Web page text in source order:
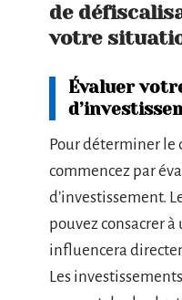
de
votre
Évaluer
Pour déterminer
commencez par
d’investissement.
pouvez consacrer
influencera
Les